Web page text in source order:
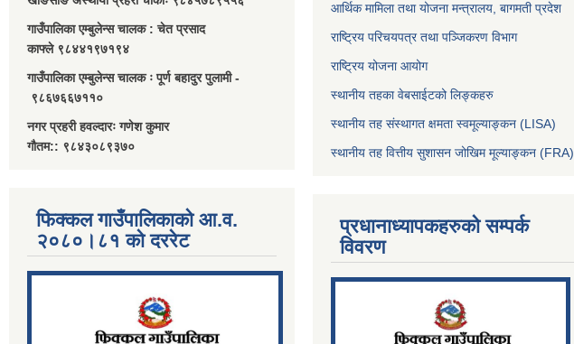
गाउँपालिका एम्बुलेन्स चालक : चेत प्रसाद
काफ्ले ९८४४१९७१९४
गाउँपालिका एम्बुलेन्स चालक ः पूर्ण बहादुर पुलामी -
९८६७६६७११०
नगर प्रहरी हवल्दारः गणेश कुमार
गौतम:: ९८४३०८९३७०
फिक्कल गाउँपालिकाको आ.व.
२०८०।८१ को दररेट
आर्थिक मामिला तथा योजना मन्त्रालय, बागमती प्रदेश
राष्ट्रिय परिचयपत्र तथा पञ्जिकरण विभाग
राष्ट्रिय योजना आयोग
स्थानीय तहका वेबसाईटको लिङ्कहरु
स्थानीय तह संस्थागत क्षमता स्वमूल्याङ्कन (LISA)
स्थानीय तह वित्तीय सुशासन जोखिम मूल्याङ्कन (FRA)
प्रधानाध्यापकहरुको सम्पर्क
विवरण